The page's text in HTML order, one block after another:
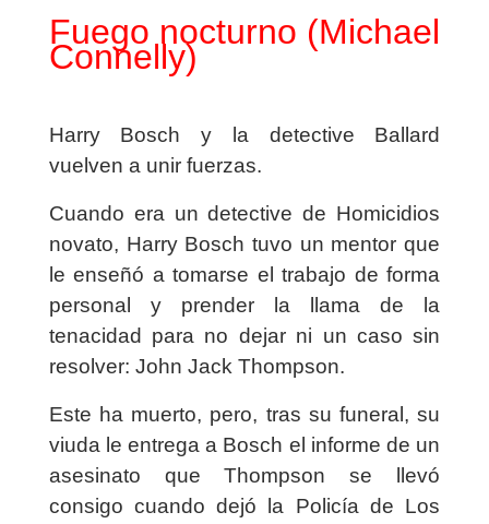
Fuego nocturno (Michael
Connelly)
Harry Bosch y la detective Ballard
vuelven a unir fuerzas.
Cuando era un detective de Homicidios
novato, Harry Bosch tuvo un mentor que
le enseñó a tomarse el trabajo de forma
personal y prender la llama de la
tenacidad para no dejar ni un caso sin
resolver: John Jack Thompson.
Este ha muerto, pero, tras su funeral, su
viuda le entrega a Bosch el informe de un
asesinato que Thompson se llevó
consigo cuando dejó la Policía de Los